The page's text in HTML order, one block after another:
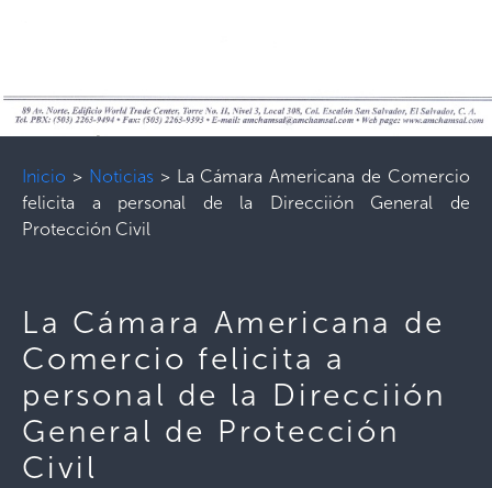
Inicio > Noticias> La Cámara Americana de Comercio
felicita a personal de la Direcciión General de
Protección Civil
La Cámara Americana de
Comercio felicita a
personal de la Direcciión
General de Protección
Civil